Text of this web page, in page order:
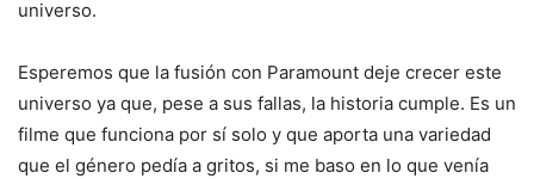
universo.
Esperemos que la fusión con Paramount deje crecer este
universo ya que, pese a sus fallas, la historia cumple. Es un
filme que funciona por sí solo y que aporta una variedad
que el género pedía a gritos, si me baso en lo que venía